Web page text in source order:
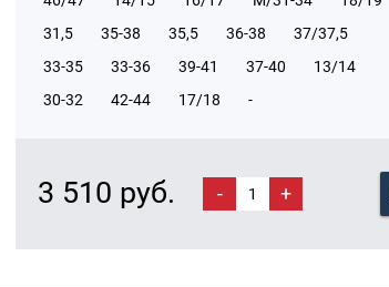
31,5
35-38 35,5 36-38
37/37,5
33-35
33-36 39-41 37-40
13/14
30-32
42-44 17/18 -
3 510 руб. - +